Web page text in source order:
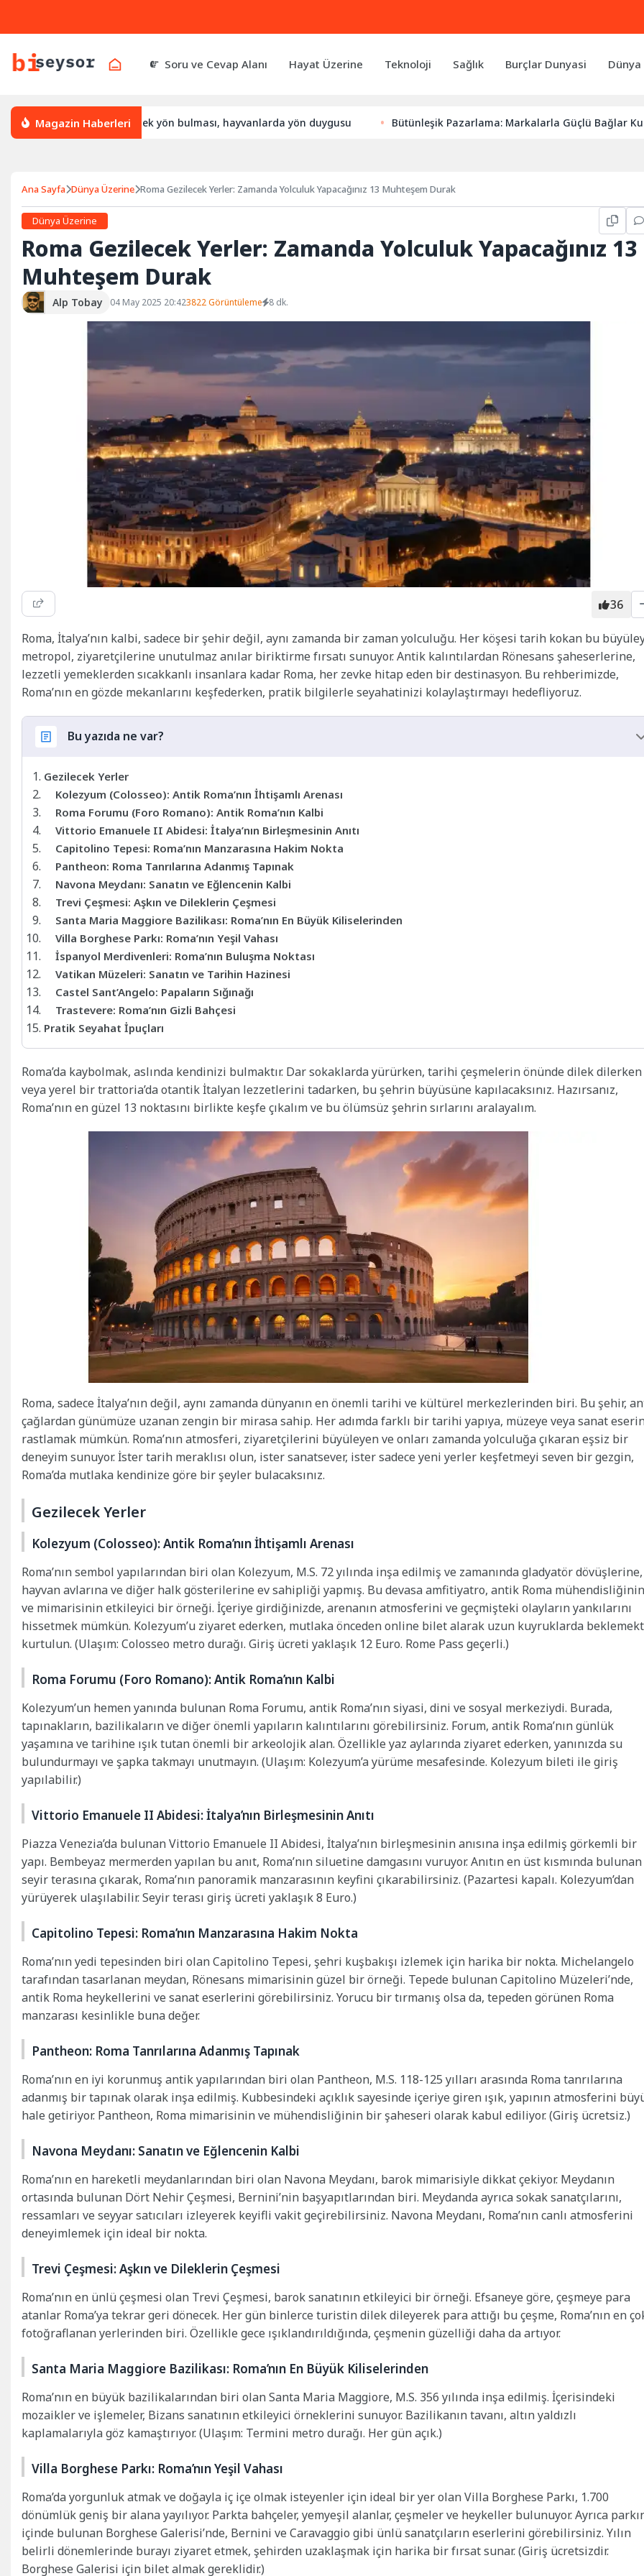
Soru ve Cevap Alanı Hayat Üzerine Teknoloji Sağlık Burçlar Dunyasi
Magazin Haberleri
nasıl yön bulur, leylek yön bulması, hayvanlarda yön duygusu Bütünleşik Pazarlama: Markalarla Güçlü Bağlar
Ana Sayfa Dünya Üzerine Roma Gezilecek Yerler: Zamanda Yolculuk Yapacağınız 13 Muhteşem Durak
Dünya Üzerine
Roma Gezilecek Yerler: Zamanda Yolculuk Yapacağınız 13
Muhteşem Durak
Alp Tobay 04 May 2025 20:423822 Görüntüleme 8 dk.
36
Roma, İtalya’nın kalbi, sadece bir şehir değil, aynı zamanda bir zaman yolculuğu. Her köşesi tarih kokan bu
metropol, ziyaretçilerine unutulmaz anılar biriktirme fırsatı sunuyor. Antik kalıntılardan Rönesans şaheserlerine,
lezzetli yemeklerden sıcakkanlı insanlara kadar Roma, her zevke hitap eden bir destinasyon. Bu rehberimizde,
Roma’nın en gözde mekanlarını keşfederken, pratik bilgilerle seyahatinizi kolaylaştırmayı hedefliyoruz.
Bu yazıda ne var?
Gezilecek Yerler
Kolezyum (Colosseo): Antik Roma’nın İhtişamlı Arenası
Roma Forumu (Foro Romano): Antik Roma’nın Kalbi
Vittorio Emanuele II Abidesi: İtalya’nın Birleşmesinin Anıtı
Capitolino Tepesi: Roma’nın Manzarasına Hakim Nokta
Pantheon: Roma Tanrılarına Adanmış Tapınak
Navona Meydanı: Sanatın ve Eğlencenin Kalbi
Trevi Çeşmesi: Aşkın ve Dileklerin Çeşmesi
Santa Maria Maggiore Bazilikası: Roma’nın En Büyük Kiliselerinden
Villa Borghese Parkı: Roma’nın Yeşil Vahası
İspanyol Merdivenleri: Roma’nın Buluşma Noktası
Vatikan Müzeleri: Sanatın ve Tarihin Hazinesi
Castel Sant’Angelo: Papaların Sığınağı
Trastevere: Roma’nın Gizli Bahçesi
Pratik Seyahat İpuçları
Roma’da kaybolmak, aslında kendinizi bulmaktır. Dar sokaklarda yürürken, tarihi çeşmelerin önünde dilek dilerken
veya yerel bir trattoria’da otantik İtalyan lezzetlerini tadarken, bu şehrin büyüsüne kapılacaksınız. Hazırsanız,
Roma’nın en güzel 13 noktasını birlikte keşfe çıkalım ve bu ölümsüz şehrin sırlarını aralayalım.
Roma, sadece İtalya’nın değil, aynı zamanda dünyanın en önemli tarihi ve kültürel merkezlerinden biri. Bu şehir,
çağlardan günümüze uzanan zengin bir mirasa sahip. Her adımda farklı bir tarihi yapıya, müzeye veya sanat
rastlamak mümkün. Roma’nın atmosferi, ziyaretçilerini büyüleyen ve onları zamanda yolculuğa çıkaran eşsiz bir
deneyim sunuyor. İster tarih meraklısı olun, ister sanatsever, ister sadece yeni yerler keşfetmeyi seven bir gezgin,
Roma’da mutlaka kendinize göre bir şeyler bulacaksınız.
Gezilecek Yerler
Kolezyum (Colosseo): Antik Roma’nın İhtişamlı Arenası
Roma’nın sembol yapılarından biri olan Kolezyum, M.S. 72 yılında inşa edilmiş ve zamanında gladyatör dövüşlerine,
hayvan avlarına ve diğer halk gösterilerine ev sahipliği yapmış. Bu devasa amfitiyatro, antik Roma mühendisliğinin
ve mimarisinin etkileyici bir örneği. İçeriye girdiğinizde, arenanın atmosferini ve geçmişteki olayların yankılarını
hissetmek mümkün. Kolezyum’u ziyaret ederken, mutlaka önceden online bilet alarak uzun kuyruklarda
kurtulun. (Ulaşım: Colosseo metro durağı. Giriş ücreti yaklaşık 12 Euro. Rome Pass geçerli.)
Roma Forumu (Foro Romano): Antik Roma’nın Kalbi
Kolezyum’un hemen yanında bulunan Roma Forumu, antik Roma’nın siyasi, dini ve sosyal merkeziydi. Burada,
tapınakların, bazilikaların ve diğer önemli yapıların kalıntılarını görebilirsiniz. Forum, antik Roma’nın günlük
yaşamına ve tarihine ışık tutan önemli bir arkeolojik alan. Özellikle yaz aylarında ziyaret ederken, yanınızda su
bulundurmayı ve şapka takmayı unutmayın. (Ulaşım: Kolezyum’a yürüme mesafesinde. Kolezyum bileti ile giriş
yapılabilir.)
Vittorio Emanuele II Abidesi: İtalya’nın Birleşmesinin Anıtı
Piazza Venezia’da bulunan Vittorio Emanuele II Abidesi, İtalya’nın birleşmesinin anısına inşa edilmiş görkemli bir
yapı. Bembeyaz mermerden yapılan bu anıt, Roma’nın siluetine damgasını vuruyor. Anıtın en üst kısmında bulunan
seyir terasına çıkarak, Roma’nın panoramik manzarasının keyfini çıkarabilirsiniz. (Pazartesi kapalı. Kolezyum’dan
yürüyerek ulaşılabilir. Seyir terası giriş ücreti yaklaşık 8 Euro.)
Capitolino Tepesi: Roma’nın Manzarasına Hakim Nokta
Roma’nın yedi tepesinden biri olan Capitolino Tepesi, şehri kuşbakışı izlemek için harika bir nokta. Michelangelo
tarafından tasarlanan meydan, Rönesans mimarisinin güzel bir örneği. Tepede bulunan Capitolino Müzeleri’nde,
antik Roma heykellerini ve sanat eserlerini görebilirsiniz. Yorucu bir tırmanış olsa da, tepeden görünen Roma
manzarası kesinlikle buna değer.
Pantheon: Roma Tanrılarına Adanmış Tapınak
Roma’nın en iyi korunmuş antik yapılarından biri olan Pantheon, M.S. 118-125 yılları arasında Roma tanrılarına
adanmış bir tapınak olarak inşa edilmiş. Kubbesindeki açıklık sayesinde içeriye giren ışık, yapının atmosferini
hale getiriyor. Pantheon, Roma mimarisinin ve mühendisliğinin bir şaheseri olarak kabul ediliyor. (Giriş ücretsiz.)
Navona Meydanı: Sanatın ve Eğlencenin Kalbi
Roma’nın en hareketli meydanlarından biri olan Navona Meydanı, barok mimarisiyle dikkat çekiyor. Meydanın
ortasında bulunan Dört Nehir Çeşmesi, Bernini’nin başyapıtlarından biri. Meydanda ayrıca sokak sanatçılarını,
ressamları ve seyyar satıcıları izleyerek keyifli vakit geçirebilirsiniz. Navona Meydanı, Roma’nın canlı atmosferini
deneyimlemek için ideal bir nokta.
Trevi Çeşmesi: Aşkın ve Dileklerin Çeşmesi
Roma’nın en ünlü çeşmesi olan Trevi Çeşmesi, barok sanatının etkileyici bir örneği. Efsaneye göre, çeşmeye para
atanlar Roma’ya tekrar geri dönecek. Her gün binlerce turistin dilek dileyerek para attığı bu çeşme, Roma’nın en
fotoğraflanan yerlerinden biri. Özellikle gece ışıklandırıldığında, çeşmenin güzelliği daha da artıyor.
Santa Maria Maggiore Bazilikası: Roma’nın En Büyük Kiliselerinden
Roma’nın en büyük bazilikalarından biri olan Santa Maria Maggiore, M.S. 356 yılında inşa edilmiş. İçerisindeki
mozaikler ve işlemeler, Bizans sanatının etkileyici örneklerini sunuyor. Bazilikanın tavanı, altın yaldızlı
kaplamalarıyla göz kamaştırıyor. (Ulaşım: Termini metro durağı. Her gün açık.)
Villa Borghese Parkı: Roma’nın Yeşil Vahası
Roma’da yorgunluk atmak ve doğayla iç içe olmak isteyenler için ideal bir yer olan Villa Borghese Parkı, 1.700
dönümlük geniş bir alana yayılıyor. Parkta bahçeler, yemyeşil alanlar, çeşmeler ve heykeller bulunuyor. Ayrıca
içinde bulunan Borghese Galerisi’nde, Bernini ve Caravaggio gibi ünlü sanatçıların eserlerini görebilirsiniz. Yılın
belirli dönemlerinde burayı ziyaret etmek, şehirden uzaklaşmak için harika bir fırsat sunar. (Giriş ücretsizdir.
Borghese Galerisi için bilet almak gereklidir.)